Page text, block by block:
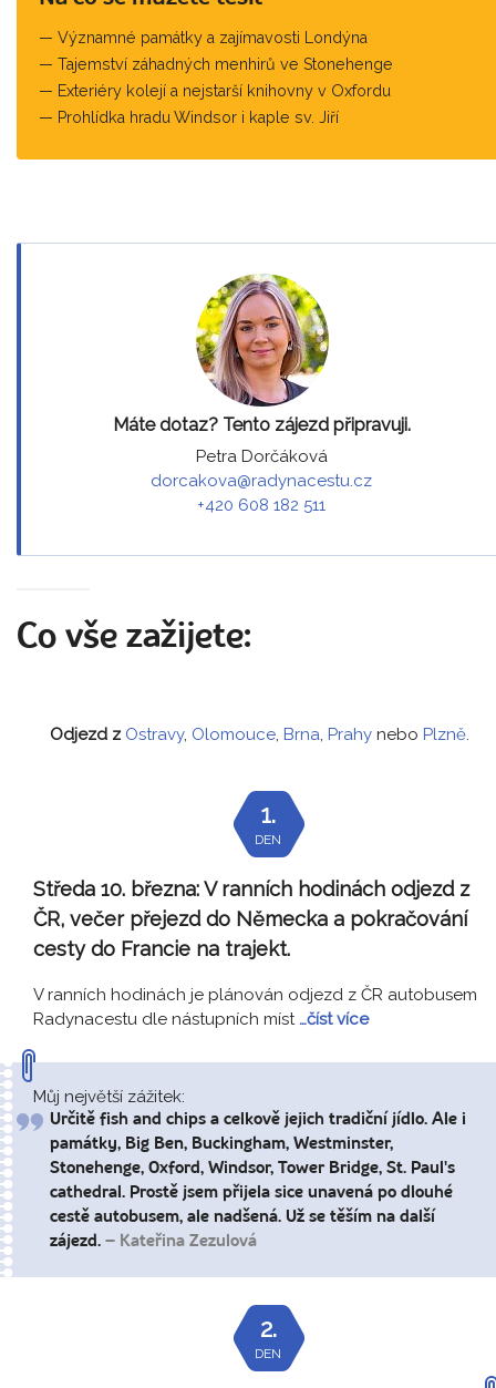
Významné památky a zajímavosti Londýna
Tajemství záhadných menhirů ve Stonehenge
Exteriéry kolejí a nejstarší knihovny v Oxfordu
Prohlídka hradu Windsor i kaple sv. Jiří
Máte dotaz? Tento zájezd připravuji.
Petra Dorčáková
dorcakova@radynacestu.cz
+420 608 182 511
Co vše zažijete:
Odjezd z Ostravy, Olomouce, Brna, Prahy nebo Plzně.
1.
DEN
Středa 10. března:V ranních hodinách odjezd z
ČR, večer přejezd do Německa a pokračování
cesty do Francie na trajekt.
V ranních hodinách je plánován odjezd z ČR autobusem
Radynacestu dle nástupních míst …číst více
Můj největší zážitek:
Určitě fish and chips a celkově jejich tradiční jídlo. Ale i
památky, Big Ben, Buckingham, Westminster,
Stonehenge, Oxford, Windsor, Tower Bridge, St. Paul's
cathedral. Prostě jsem přijela sice unavená po dlouhé
cestě autobusem, ale nadšená. Už se těším na další
zájezd. – Kateřina Zezulová
2.
DEN